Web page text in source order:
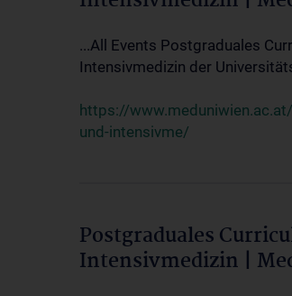
...All Events Postgraduales
Intensivmedizin der
https://
und-intensivme/
Postgraduales
Intensivmedizin |